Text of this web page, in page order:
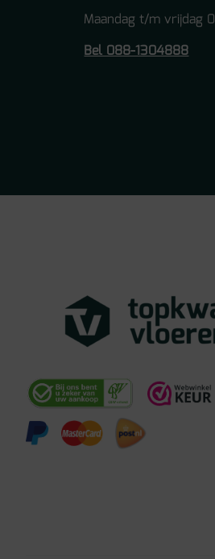
Maandag t/m vrijdag
Bel 088-1304888